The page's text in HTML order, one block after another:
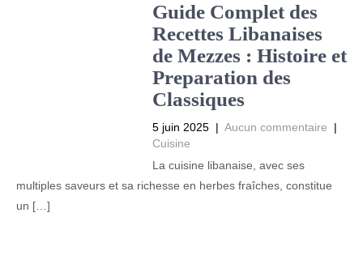
Guide Complet des
Recettes Libanaises
de Mezzes : Histoire et
Preparation des
Classiques
5 juin 2025 | Aucun commentaire
|
Cuisine
La cuisine libanaise, avec ses
multiples saveurs et sa richesse en herbes fraîches, constitue
un […]